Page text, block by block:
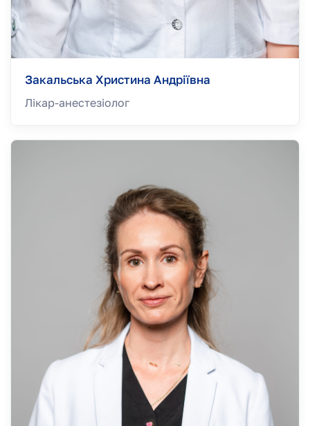
Закальська Христина Андріївна
Лікар-анестезiолог